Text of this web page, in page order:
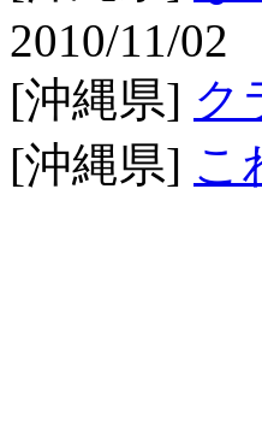
2010/11/02
[沖縄県] ク
[沖縄県] こ